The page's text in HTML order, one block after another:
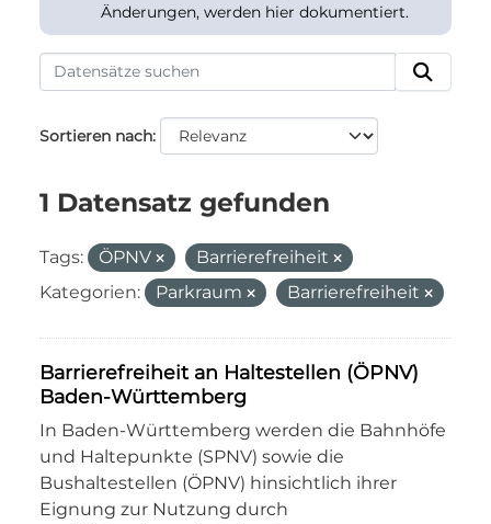
Änderungen, werden hier dokumentiert.
Sortieren nach
1 Datensatz gefunden
Tags: ÖPNV
Barrierefreiheit
Kategorien:
Parkraum Barrierefreiheit
Barrierefreiheit an Haltestellen (ÖPNV)
Baden-Württemberg
In Baden-Württemberg werden die Bahnhöfe
und Haltepunkte (SPNV) sowie die
Bushaltestellen (ÖPNV) hinsichtlich ihrer
Eignung zur Nutzung durch